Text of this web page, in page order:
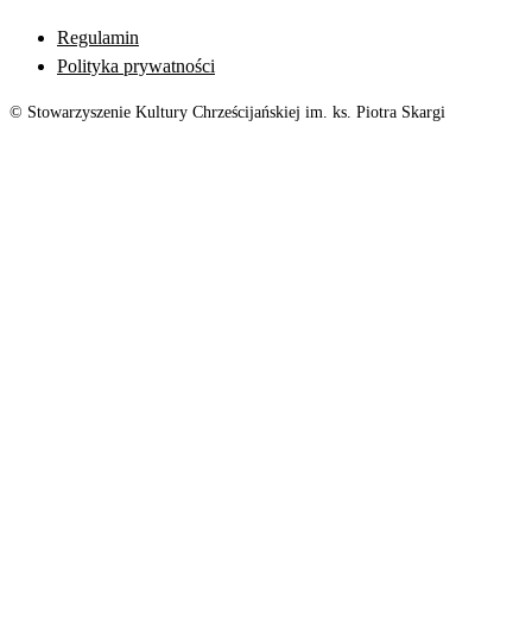
Regulamin
Polityka prywatności
© Stowarzyszenie Kultury Chrześcijańskiej im. ks. Piotra Skargi